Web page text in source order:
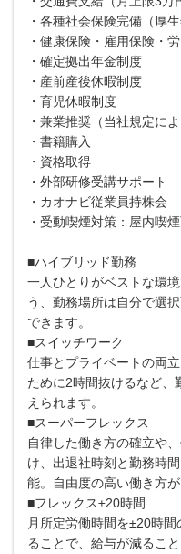
・各種社会保険完備（厚
・健康保険・雇用保険・労
・確定拠出年金制度
・産前産後休暇制度
・育児休暇制度
・兼業推奨（当社規定によ
・書籍購入
・資格取得
・外部研修受講サポート
・カオナビ従業員持株会
・受動喫煙対策：屋内喫
■ハイブリッド勤務
一人ひとりがベストな環
う、勤務場所は自分で選
できます。
■スイッチワーク
仕事とプライベートの両
ために2時間抜けるなど、
えられます。
■スーパーフレックス
自律した働き方の確立や
け、出退社時刻と勤務時
能。自由度の高い働き方が
■フレックス±20時間
月所定労働時間を±20時
ることで、給与が減るこ